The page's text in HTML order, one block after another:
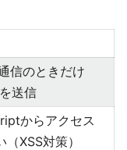
信のときだけ
送信
からアクセス
（XSS対策）